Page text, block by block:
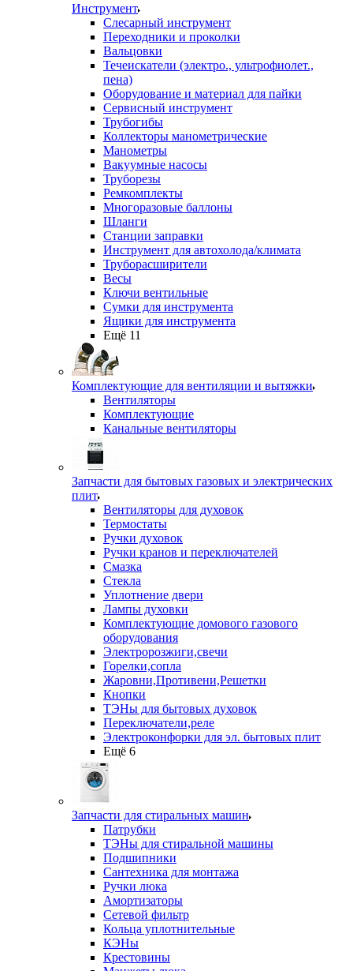
Инструмент
Слесарный инструмент
Переходники и проколки
Вальцовки
Течеискатели (электро., ультрофиолет.,
пена)
Оборудование и материал для пайки
Сервисный инструмент
Трубогибы
Коллекторы манометрические
Манометры
Вакуумные насосы
Труборезы
Ремкомплекты
Многоразовые баллоны
Шланги
Станции заправки
Инструмент для автохолода/климата
Труборасширители
Весы
Ключи вентильные
Сумки для инструмента
Ящики для инструмента
Ещё 11
Комплектующие для вентиляции и вытяжки
Вентиляторы
Комплектующие
Канальные вентиляторы
Запчасти для бытовых газовых и электрических
плит
Вентиляторы для духовок
Термостаты
Ручки духовок
Ручки кранов и переключателей
Смазка
Стекла
Уплотнение двери
Лампы духовки
Комплектующие домового газового
оборудования
Электророзжиги,свечи
Горелки,сопла
Жаровни,Противени,Решетки
Кнопки
ТЭНы для бытовых духовок
Переключатели,реле
Электроконфорки для эл. бытовых плит
Ещё 6
Запчасти для стиральных машин
Патрубки
ТЭНы для стиральной машины
Подшипники
Сантехника для монтажа
Ручки люка
Амортизаторы
Сетевой фильтр
Кольца уплотнительные
КЭНы
Крестовины